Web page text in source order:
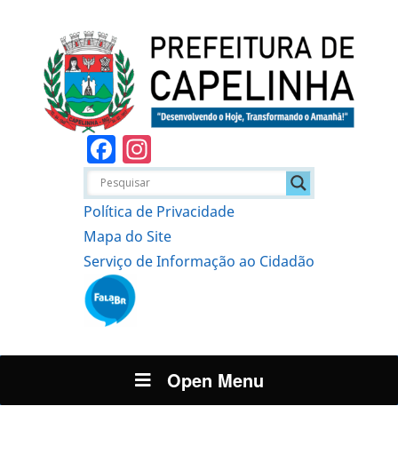
Facebook
Política de Privacidade
Mapa do Site
Serviço de Informação ao Cidadão
Open Menu